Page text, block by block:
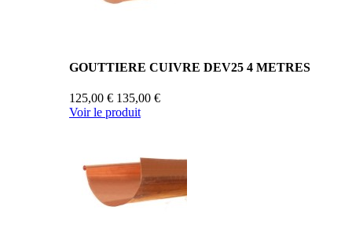
GOUTTIERE CUIVRE DEV25 4 METRES
125,00 € 135,00 €
Voir le produit